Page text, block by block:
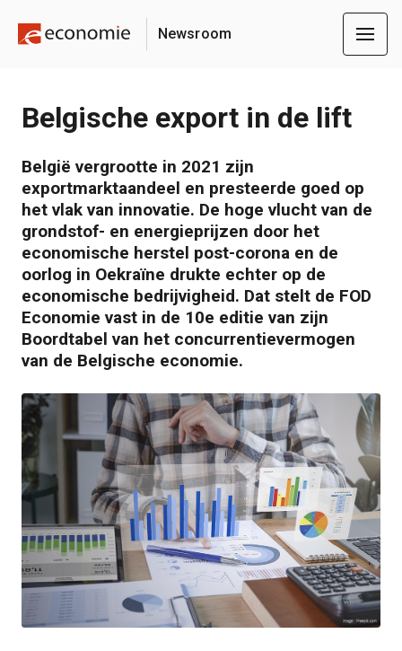
Newsroom
Belgische export in de lift
België vergrootte in 2021 zijn
exportmarktaandeel en presteerde goed op
het vlak van innovatie. De hoge vlucht van de
grondstof- en energieprijzen door het
economische herstel post-corona en de
oorlog in Oekraïne drukte echter op de
economische bedrijvigheid. Dat stelt de FOD
Economie vast in de 10e editie van zijn
Boordtabel van het concurrentievermogen
van de Belgische economie.
JPG